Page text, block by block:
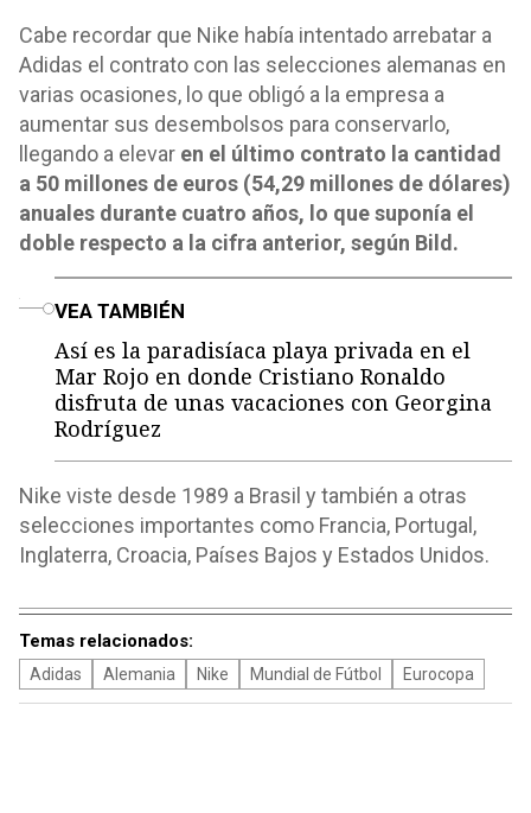
Cabe recordar que Nike había intentado arrebatar a
Adidas el contrato con las selecciones alemanas en
varias ocasiones, lo que obligó a la empresa a
aumentar sus desembolsos para conservarlo,
llegando a elevar en el último contrato la cantidad
a 50 millones de euros (54,29 millones de dólares)
anuales durante cuatro años, lo que suponía el
doble respecto a la cifra anterior, según Bild.
VEA TAMBIÉN
Así es la paradisíaca playa privada en el
Mar Rojo en donde Cristiano Ronaldo
disfruta de unas vacaciones con Georgina
Rodríguez
Nike viste desde 1989 a Brasil y también a otras
selecciones importantes como Francia, Portugal,
Inglaterra, Croacia, Países Bajos y Estados Unidos.
Temas relacionados:
Adidas Alemania Nike Mundial de Fútbol Eurocopa